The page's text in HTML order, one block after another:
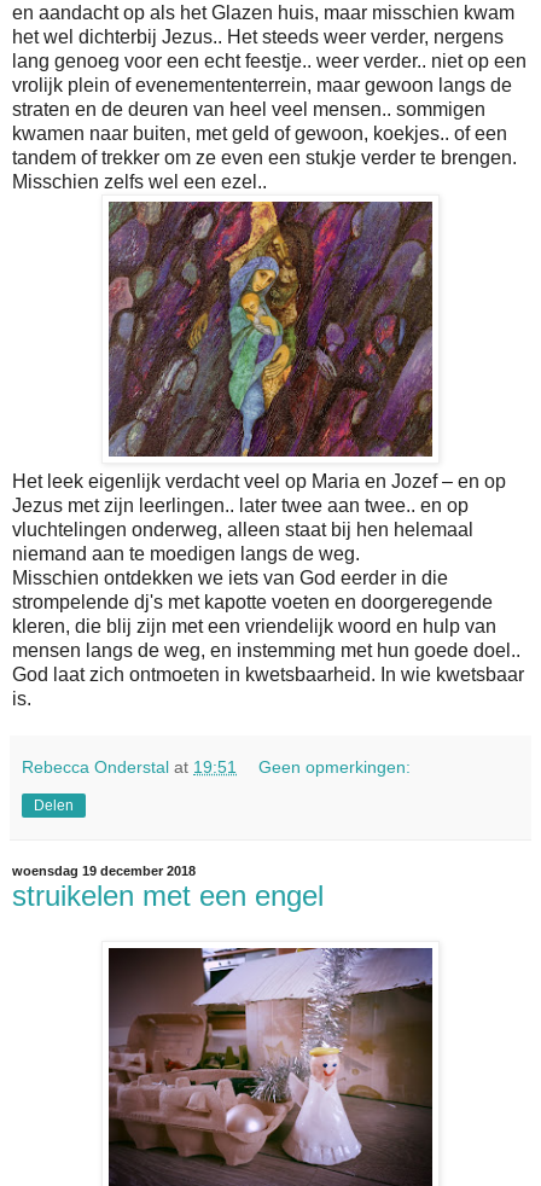
en aandacht op als het Glazen huis, maar misschien kwam
het wel dichterbij Jezus.. Het steeds weer verder, nergens
lang genoeg voor een echt feestje.. weer verder.. niet op een
vrolijk plein of evenemententerrein, maar gewoon langs de
straten en de deuren van heel veel mensen.. sommigen
kwamen naar buiten, met geld of gewoon, koekjes.. of een
tandem of trekker om ze even een stukje verder te brengen.
Misschien zelfs wel een ezel..
Het leek eigenlijk verdacht veel op Maria en Jozef – en op
Jezus met zijn leerlingen.. later twee aan twee.. en op
vluchtelingen onderweg, alleen staat bij hen helemaal
niemand aan te moedigen langs de weg.
Misschien ontdekken we iets van God eerder in die
strompelende dj's met kapotte voeten en doorgeregende
kleren, die blij zijn met een vriendelijk woord en hulp van
mensen langs de weg, en instemming met hun goede doel..
God laat zich ontmoeten in kwetsbaarheid. In wie kwetsbaar
is.
Rebecca Onderstal at 19:51 Geen opmerkingen:
Delen
woensdag 19 december 2018
struikelen met een engel